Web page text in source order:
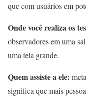
que com usuários em
Onde você realiza os
observadores em uma
uma tela grande.
Quem assiste a ele:
significa que mais